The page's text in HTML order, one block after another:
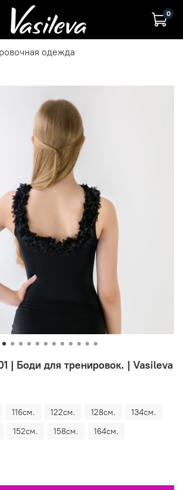
0
одежда
| Боди для тренировок. | Vasileva
116см. 122см. 128см.
134см.
152см. 158см. 164см.